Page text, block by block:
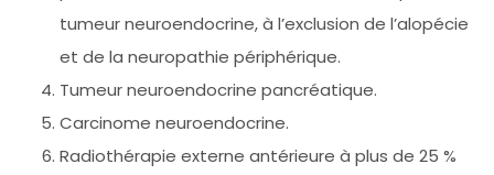
tumeur neuroendocrine, à l’exclusion de l’alopécie
et de la neuropathie périphérique.
Tumeur neuroendocrine pancréatique.
Carcinome neuroendocrine.
Radiothérapie externe antérieure à plus de 25 %